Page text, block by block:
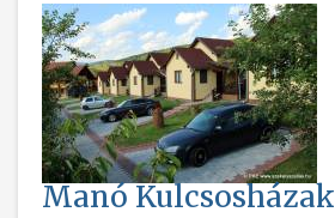
Manó Kulcsosházak